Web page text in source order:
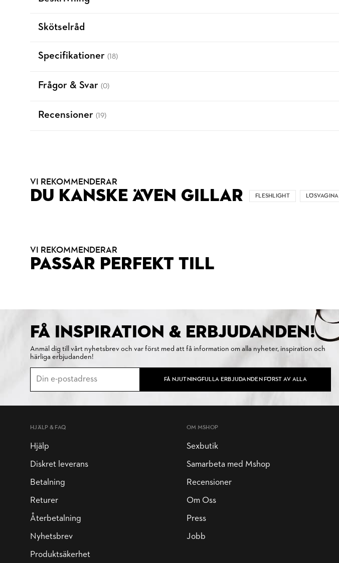
Skötselråd
Specifikationer (18)
Frågor & Svar (0)
Recensioner (19)
VI REKOMMENDERAR
DU KANSKE ÄVEN GILLAR FLESHLIGHT LÖSVAGINA
VI REKOMMENDERAR
PASSAR PERFEKT TILL
FÅ INSPIRATION & ERBJUDANDEN!
Anmäl dig till vårt nyhetsbrev och var först med att få information om alla nyheter, inspiration och
härliga erbjudanden!
FÅ NJUTNINGFULLA ERBJUDANDEN FÖRST AV ALLA
HJÄLP & FAQ
Hjälp
Diskret leverans
Betalning
Returer
Återbetalning
Nyhetsbrev
Produktsäkerhet
OM MSHOP
Sexbutik
Samarbeta med Mshop
Recensioner
Om Oss
Press
Jobb